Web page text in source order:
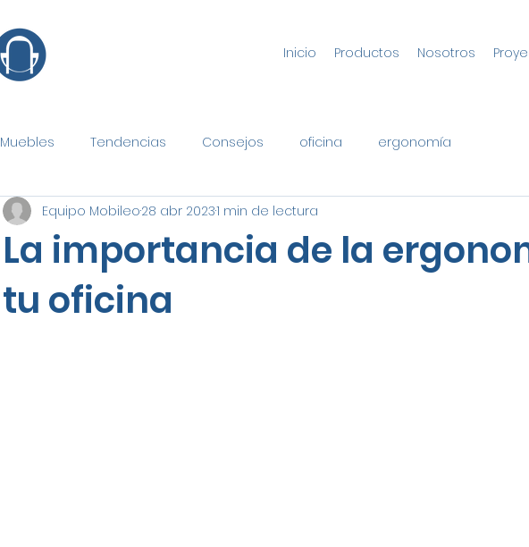
Inicio Productos Nosotros
Muebles Tendencias Consejos oficina ergonomía
La importancia de la
tu oficina
Equipo Mobileo28 abr 20231 min de lectura